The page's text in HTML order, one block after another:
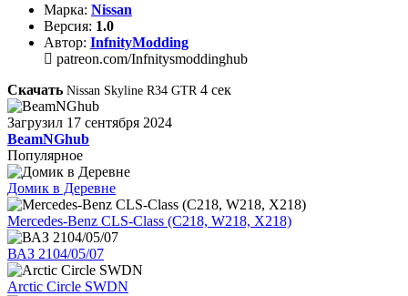
Марка: Nissan
Версия: 1.0
Автор: InfnityModding
patreon.com/Infnitysmoddinghub
Скачать Nissan Skyline R34 GTR 4 сек
Загрузил 17 сентября 2024
BeamNGhub
Популярное
Домик в Деревне
Mercedes-Benz CLS-Class (C218, W218, X218)
ВАЗ 2104/05/07
Arctic Circle SWDN